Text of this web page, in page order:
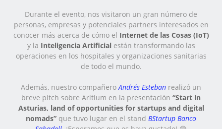
Durante el evento, nos visitaron un gran número de
personas, empresas y potenciales partners interesados en
conocer más acerca de cómo el Internet de las Cosas (IoT)
y la Inteligencia Artificialestán transformando las
operaciones en los hospitales y organizaciones sanitarias
de todo el mundo.
Además, nuestro compañeroAndrés Esteban realizó un
breve pitch sobre Aritium en la presentación “Start in
Asturias, land of opportunities for startups and digital
nomads” que tuvo lugar en el stand BStartup Banco